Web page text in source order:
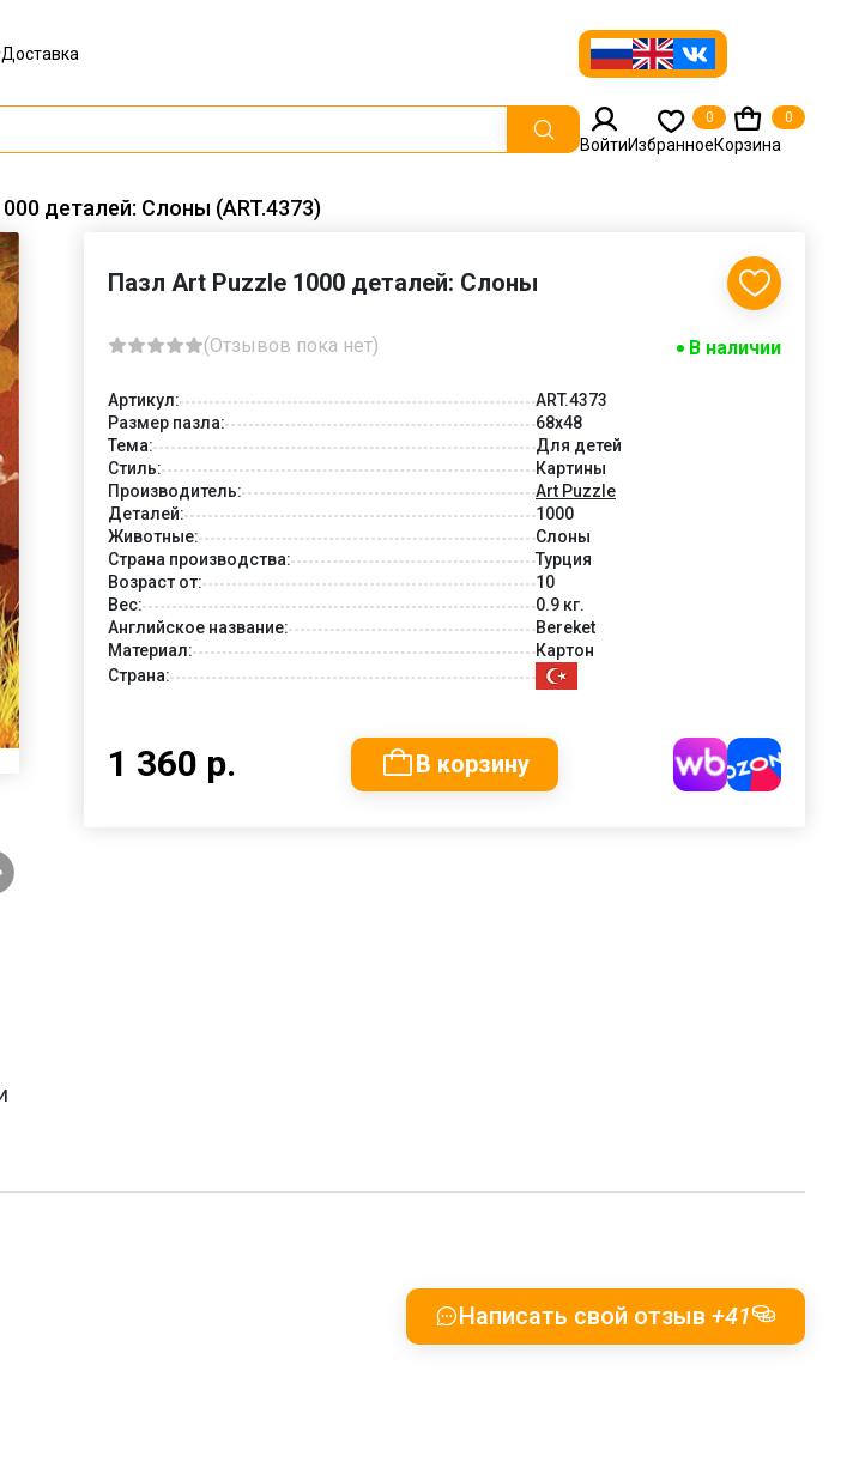
Доставка
ВойтиИзбранное
0
Корзина
0
деталей: Слоны (ART.4373)
Пазл Art Puzzle 1000 деталей: Слоны
(Отзывов пока нет) В наличии
Артикул:
ART.4373
Размер пазла:
68x48
Тема:
Для детей
Стиль:
Картины
Производитель:
Art Puzzle
Деталей:
1000
Животные:
Слоны
Страна производства:
Турция
Возраст от:
10
Вес:
0.9 кг.
Английское название:
Bereket
Материал:
Картон
Страна:
1 360 р. В корзину
Написать свой отзыв +41